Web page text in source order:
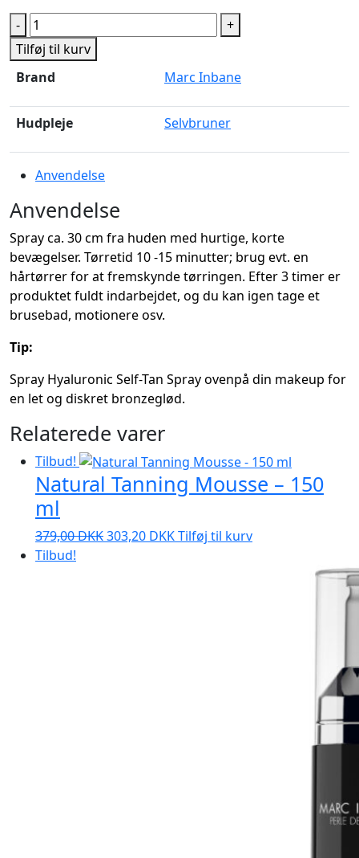
-
Hyaluronic
Self
Tan
Spray
100
ml
antal
+
Tilføj til kurv
Brand
Marc Inbane
Hudpleje Selvbruner
Anvendelse
Anvendelse
Spray ca. 30 cm fra huden med hurtige, korte
bevægelser. Tørretid 10 -15 minutter; brug evt. en
hårtørrer for at fremskynde tørringen. Efter 3 timer er
produktet fuldt indarbejdet, og du kan igen tage et
brusebad, motionere osv.
Tip:
Spray Hyaluronic Self-Tan Spray ovenpå din makeup for
en let og diskret bronzeglød.
Relaterede varer
Tilbud!
Natural Tanning Mousse – 150
ml
379,00DKKDen
303,20 DKKDen
Tilføj til kurv
Tilbud!